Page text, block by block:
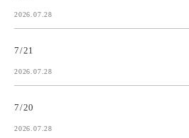
2026.07.28
7/21
2026.07.28
7/20
2026.07.28